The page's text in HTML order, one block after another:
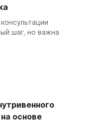
шаг, но важна
основе